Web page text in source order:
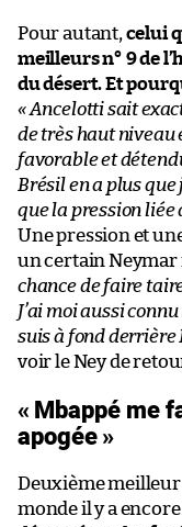
Pour autant, celui
meilleurs n° 9 de
du désert. Et
« Ancelotti sait
de très haut niveau
favorable et
Brésil en a plus
que la pression liée
Une pression et
un certain Neymar
chance de faire
J’ai moi aussi
suis à fond derrière
voir le Ney de
« Mbappé me
apogée »
Deuxième meilleur
monde il y a